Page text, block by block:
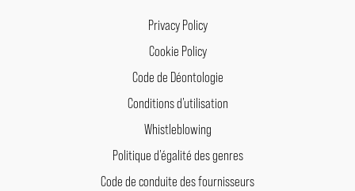
Privacy Policy
Cookie Policy
Code de Déontologie
Conditions d’utilisation
Whistleblowing
Politique d’égalité des genres
Code de conduite des fournisseurs